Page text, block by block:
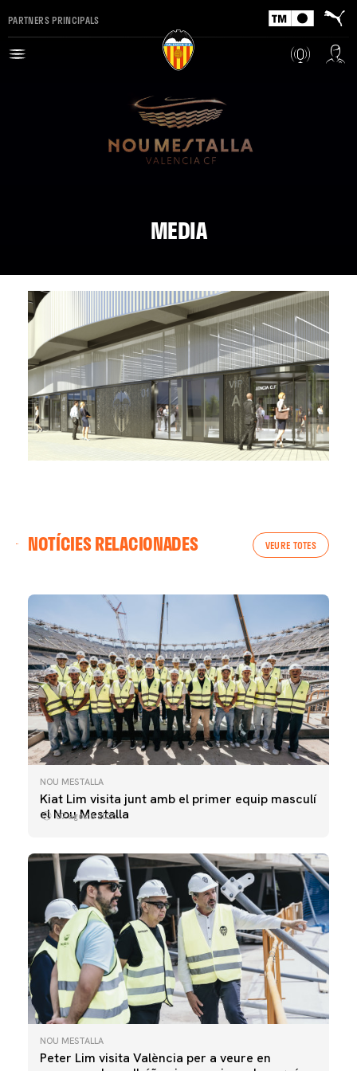
PARTNERS PRINCIPALS
MEDIA
NOTÍCIES RELACIONADES VEURE TOTES
NOU MESTALLA
Kiat Lim visita junt amb el primer equip masculí
el Nou Mestalla
07 agosto 2026
NOU MESTALLA
Peter Lim visita València per a veure en